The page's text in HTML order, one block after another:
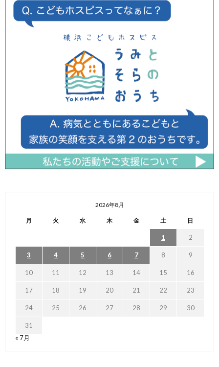
2026年8月
月 火 水 木 金 土 日
1 2
3 4 5 6 7 8 9
10 11 12 13 14 15 16
17 18 19 20 21 22 23
24 25 26 27 28 29 30
31
« 7月